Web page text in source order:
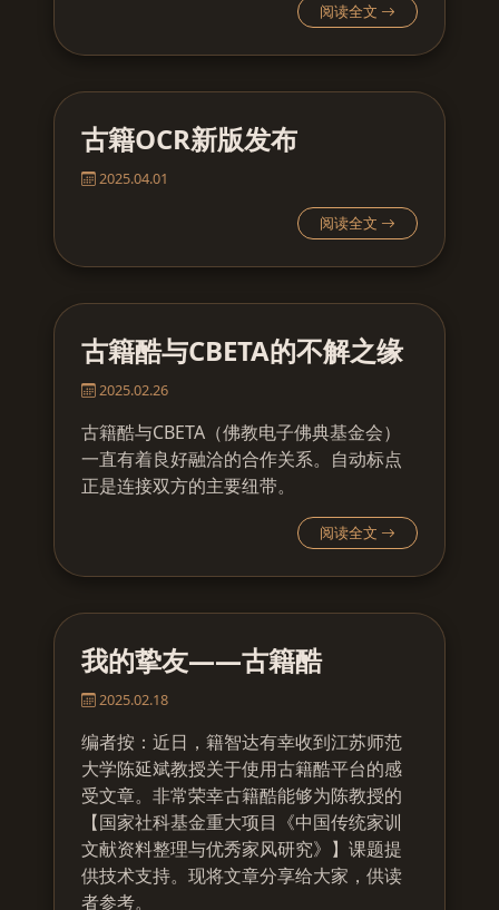
阅读全文
古籍OCR新版发布
2025.04.01
阅读全文
古籍酷与CBETA的不解之缘
2025.02.26
古籍酷与CBETA（佛教电子佛典基金会）
一直有着良好融洽的合作关系。自动标点
正是连接双方的主要纽带。
阅读全文
我的挚友——古籍酷
2025.02.18
编者按：近日，籍智达有幸收到江苏师范
大学陈延斌教授关于使用古籍酷平台的感
受文章。非常荣幸古籍酷能够为陈教授的
【国家社科基金重大项目《中国传统家训
文献资料整理与优秀家风研究》】课题提
供技术支持。现将文章分享给大家，供读
者参考。